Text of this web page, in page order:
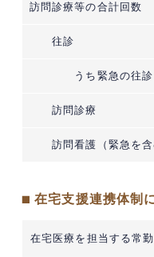
訪問診療等の合計回数
往診
うち緊急の往診
訪問診療
訪問看護（緊急を含
■ 在宅支援連携体制
在宅医療を担当する常